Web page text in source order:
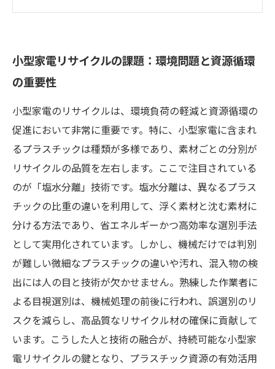
リサイクル素材
未来に繋げる資源循環：小型家電リサイクルの
革新と人の技術の役割
小型家電リサイクルで注目すべき塩水分離の仕
組みとその効果
リサイクル現場を支える技術者たち：人の力が
生む資源再生の現場
小型家電リサイクルの課題：環境問題と資源循環
の重要性
小型家電のリサイクルは、環境負荷の軽減と資源循環の
促進において非常に重要です。特に、小型家電に含まれ
るプラスチックは種類が多様であり、素材ごとの分別が
リサイクルの品質を左右します。ここで注目されている
のが「塩水分離」技術です。塩水分離は、異なるプラス
チックの比重の違いを利用して、浮く素材と沈む素材に
分ける方法であり、省エネルギーかつ高効率な選別手法
として実用化されています。しかし、機械だけでは判別
が難しい微細なプラスチックの違いや汚れ、混入物の検
出には人の目と技術が欠かせません。熟練した作業者に
よる目視選別は、機械処理の前後に行われ、誤選別のリ
スクを減らし、高品質なリサイクル材の確保に貢献して
います。こうした人と技術の融合が、持続可能な小型家
電リサイクルの鍵となり、プラスチック資源の有効活用